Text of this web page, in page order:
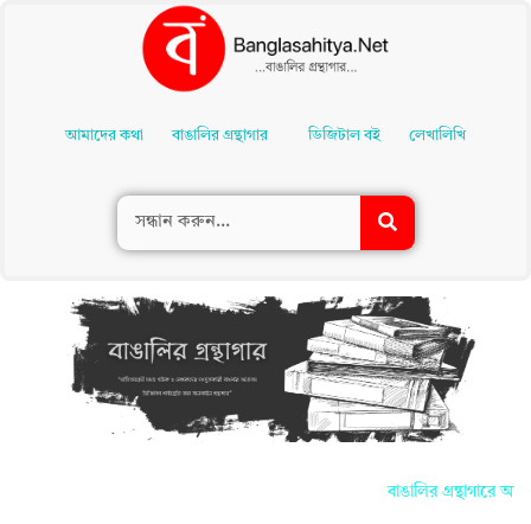
Contentআমাদের কথা বাঙালির গ্রন্থাগার ডিজিটাল বই লেখালিখি
বাঙালির গ্রন্থাগারে